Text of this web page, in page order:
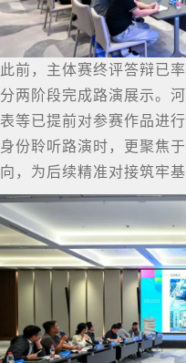
此前，主体赛终评答辩已
分两阶段完成路演展示。
表等已提前对参赛作品进
身份聆听路演时，更聚焦
向，为后续精准对接筑牢基